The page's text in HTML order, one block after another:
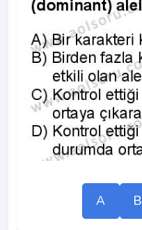
A B